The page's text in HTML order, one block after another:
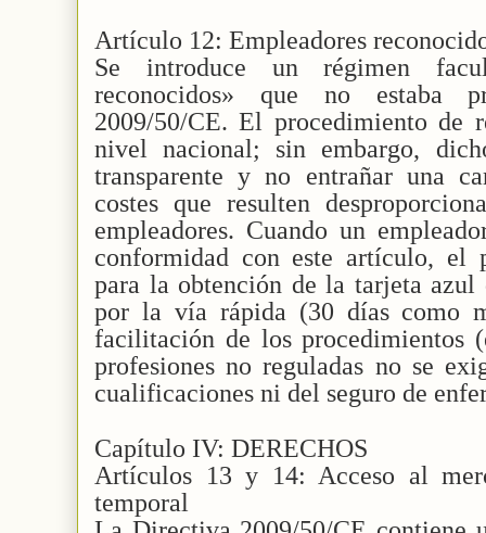
Artículo 12: Empleadores
Se introduce un régimen
reconocidos» que no estaba
2009/50/CE. El procedimiento de
nivel nacional; sin embargo,
transparente y no entrañar una
costes que resulten
empleadores. Cuando un
conformidad con este artículo, el
para la obtención de la tarjeta azul
por la vía rápida (30 días como
facilitación de los procedimientos
profesiones no reguladas no se
cualificaciones ni del seguro de
Capítulo IV: DERECHOS
Artículos 13 y 14: Acceso al
temporal